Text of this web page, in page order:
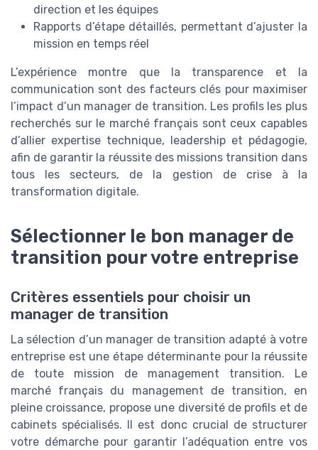
direction et les équipes
Rapports d’étape détaillés, permettant d’ajuster la
mission en temps réel
L’expérience montre que la transparence et la
communication sont des facteurs clés pour maximiser
l’impact d’un manager de transition. Les profils les plus
recherchés sur le marché français sont ceux capables
d’allier expertise technique, leadership et pédagogie,
afin de garantir la réussite des missions transition dans
tous les secteurs, de la gestion de crise à la
transformation digitale.
Sélectionner le bon manager de
transition pour votre entreprise
Critères essentiels pour choisir un
manager de transition
La sélection d’un manager de transition adapté à votre
entreprise est une étape déterminante pour la réussite
de toute mission de management transition. Le
marché français du management de transition, en
pleine croissance, propose une diversité de profils et de
cabinets spécialisés. Il est donc crucial de structurer
votre démarche pour garantir l’adéquation entre vos